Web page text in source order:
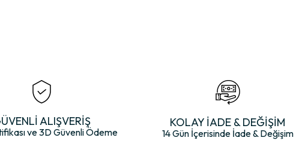
yumuşaklık ve dayanıklılığı bir arada sunar. Termo ve havlu dokulu yapısı,
bu ürün, hem konfor hem de şıklık açısından beklentilerinizi fazlasıyla
ALIŞVERİŞ
ve 3D Güvenli Ödeme
KOLAY İADE & DEĞİŞİM
14 Gün İçerisinde İade & Değişim